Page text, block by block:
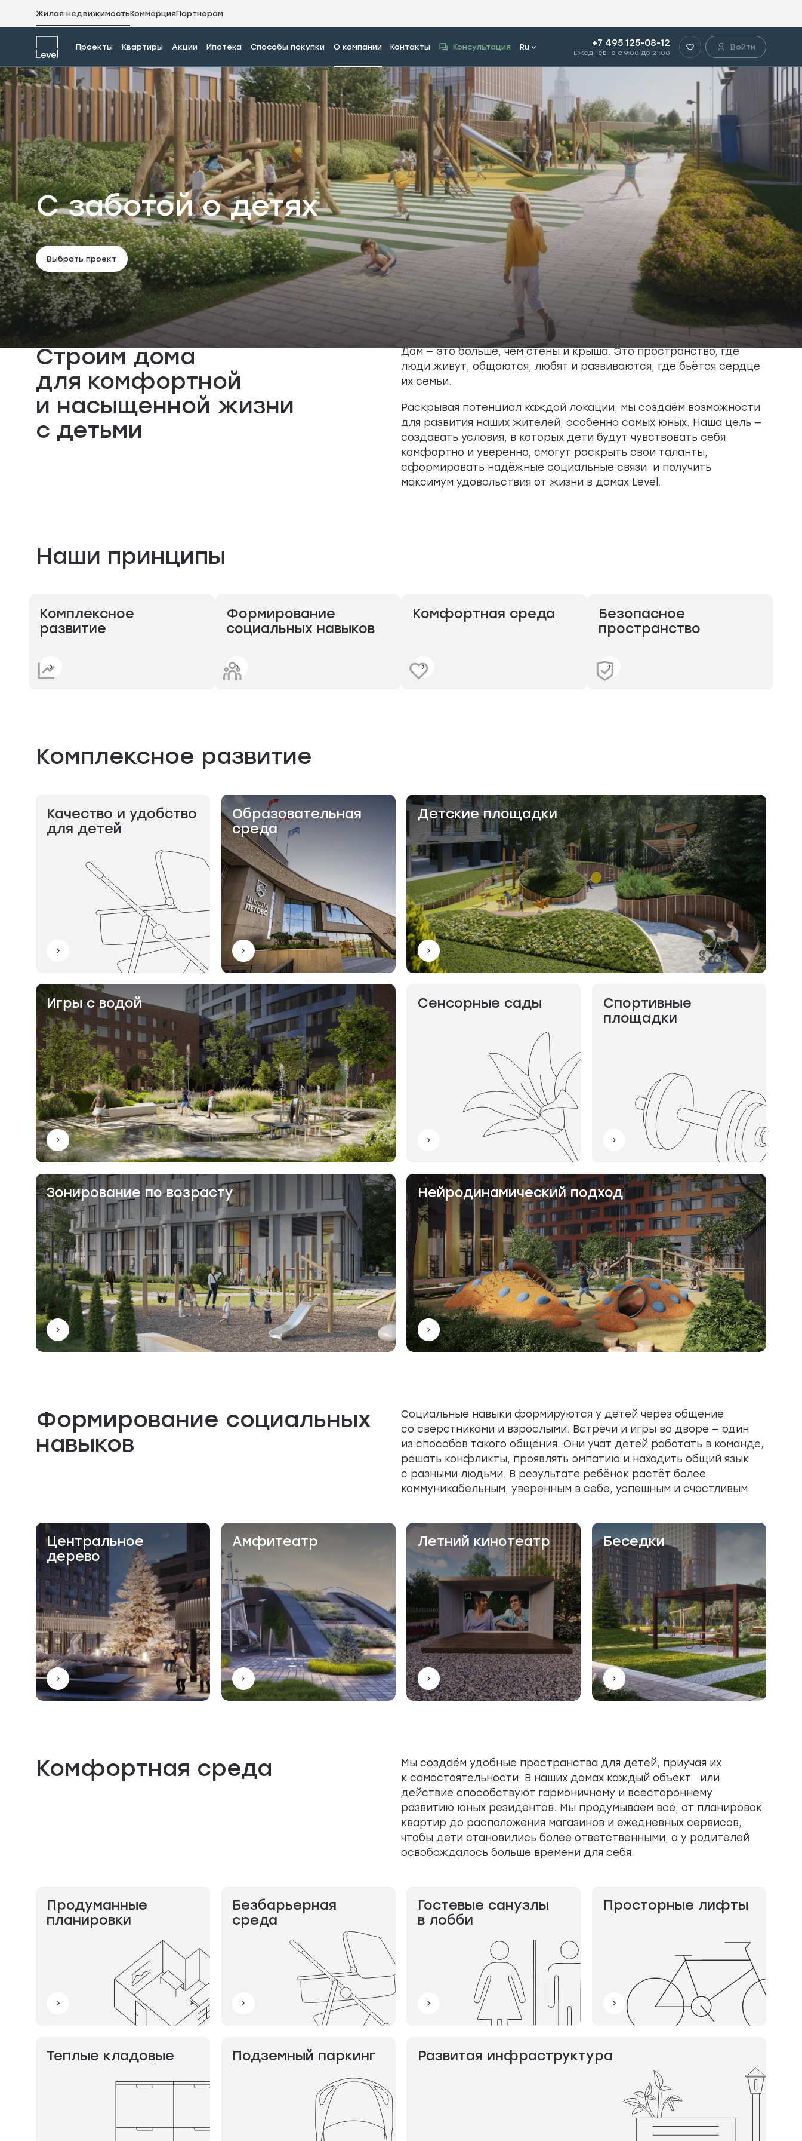
Жилая недвижимостьКоммерцияПартнерам
Проекты Квартиры Акции Ипотека Способы покупки О компании Контакты Консультация Ru +7 495 125-08-12
Ежедневно с 9:00 до 21:00
Войти
С заботой о детях
Выбрать проект
Строим дома
для комфортной
и насыщенной жизни
с детьми
Дом — это больше, чем стены и крыша. Это пространство, где
люди живут, общаются, любят и развиваются, где бьётся сердце
их семьи.
Раскрывая потенциал каждой локации, мы создаём возможности
для развития наших жителей, особенно самых юных. Наша цель —
создавать условия, в которых дети будут чувствовать себя
комфортно и уверенно, смогут раскрыть свои таланты,
сформировать надёжные социальные связи и получить
максимум удовольствия от жизни в домах Level.
Наши принципы
Комплексное
развитие
Формирование
социальных навыков
Комфортная среда
Безопасное
пространство
Комплексное развитие
Качество и удобство
для детей
Образовательная
среда
Детские площадки
Игры с водой Сенсорные сады
Спортивные
площадки
Зонирование по возрасту Нейродинамический подход
Формирование социальных
навыков
Социальные навыки формируются у детей через общение
со сверстниками и взрослыми. Встречи и игры во дворе — один
из способов такого общения. Они учат детей работать в команде,
решать конфликты, проявлять эмпатию и находить общий язык
с разными людьми. В результате ребёнок растёт более
коммуникабельным, уверенным в себе, успешным и счастливым.
Центральное
дерево
Амфитеатр Летний кинотеатр Беседки
Комфортная среда
Мы создаём удобные пространства для детей, приучая их
к самостоятельности. В наших домах каждый объект или
действие способствуют гармоничному и всестороннему
развитию юных резидентов. Мы продумываем всё, от планировок
квартир до расположения магазинов и ежедневных сервисов,
чтобы дети становились более ответственными, а у родителей
освобождалось больше времени для себя.
Продуманные
планировки
Безбарьерная
среда
Гостевые санузлы
в лобби
Просторные лифты
Теплые кладовые Подземный паркинг Развитая инфраструктура